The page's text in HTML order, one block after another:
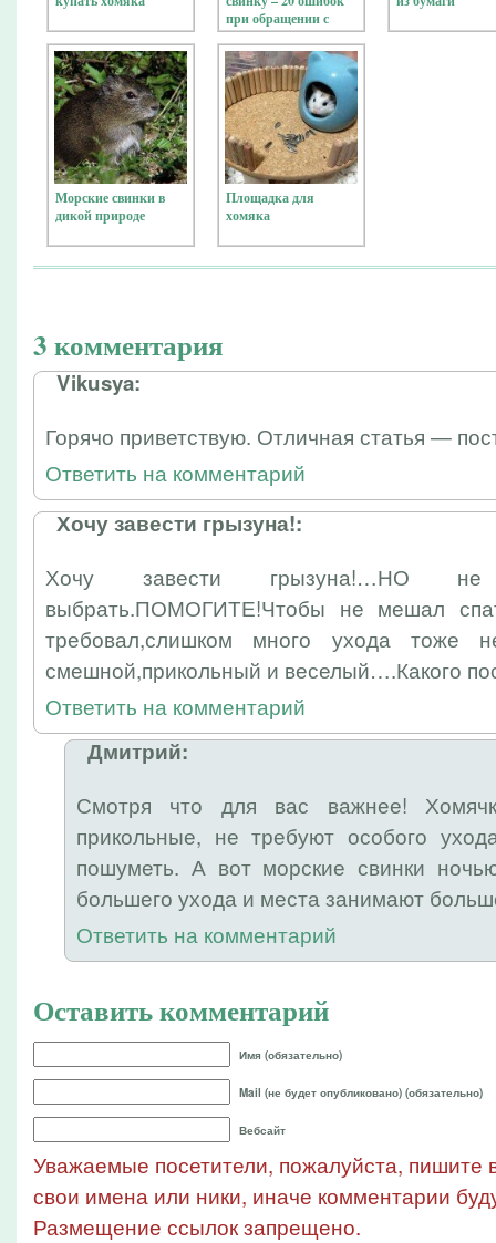
при обращении с
питомцем
Морские свинки в
дикой природе
Площадка для
хомяка
3 комментария
Vikusya:
Горячо приветствую. Отличная статья —
Ответить на комментарий
Хочу завести грызуна!:
Хочу завести грызуна!…НО
выбрать.ПОМОГИТЕ!Чтобы не мешал
требовал,слишком много ухода тоже
смешной,прикольный и веселый….Какого
Ответить на комментарий
Дмитрий:
Смотря что для вас важнее!
прикольные, не требуют особого
пошуметь. А вот морские свинки
большего ухода и места занимают
Ответить на комментарий
Оставить комментарий
Имя (обязательно)
Mail (не будет опубликовано) (обязательно)
Вебсайт
Уважаемые посетители, пожалуйста, пишите
свои имена или ники, иначе комментарии
Размещение ссылок запрещено.